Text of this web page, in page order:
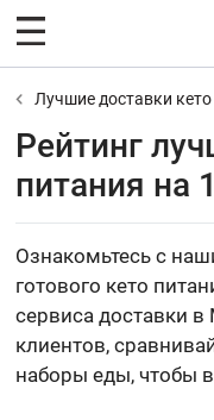
Лучшие доставки
Рейтинг
питания на
Ознакомьтесь с
готового кето
сервиса доставки
клиентов,
наборы еды, чтобы